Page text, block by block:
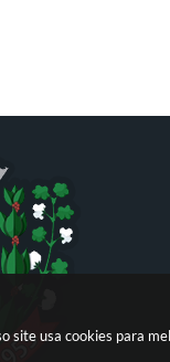
site usa cookies para